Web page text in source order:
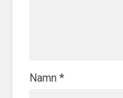
Namn *